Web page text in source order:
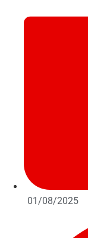
01/08/2025